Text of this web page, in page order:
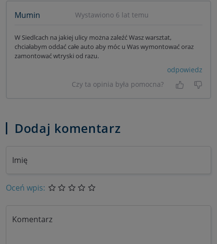
Mumin Wystawiono 6 lat temu
W Siedlcach na jakiej ulicy można zaleźć Wasz warsztat,
chciałabym oddać całe auto aby móc u Was wymontować oraz
zamontować wtryski od razu.
odpowiedz
Czy ta opinia była pomocna?
Tak, była
Nie
Dodaj komentarz
Imię
Oceń wpis:
Komentarz